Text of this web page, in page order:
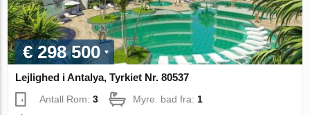
€ 298 500
Lejlighed i Antalya, Tyrkiet Nr. 80537
Antall Rom:3 Myre. bad fra: 1